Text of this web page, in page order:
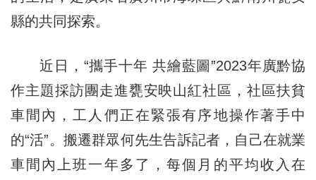
縣的共同探索。
近日，“攜手十年 共繪藍圖”2023年廣黔協
作主題採訪團走進甕安映山紅社區，社區扶貧
車間內，工人們正在緊張有序地操作著手中
的“活”。搬遷群眾何先生告訴記者，自己在就業
車間內上班一年多了，每個月的平均收入在